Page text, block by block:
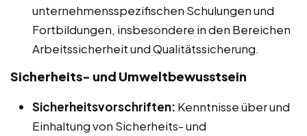
unternehmensspezifischen Schulungen und
Fortbildungen, insbesondere in den Bereichen
Arbeitssicherheit und Qualitätssicherung.
Sicherheits- und Umweltbewusstsein
Sicherheitsvorschriften: Kenntnisse über und
Einhaltung von Sicherheits- und